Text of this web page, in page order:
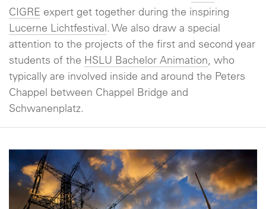
CIGRE expert get together during the inspiring
Lucerne Lichtfestival. We also draw a special
attention to the projects of the first and second year
students of the HSLU Bachelor Animation, who
typically are involved inside and around the Peters
Chappel between Chappel Bridge and
Schwanenplatz.